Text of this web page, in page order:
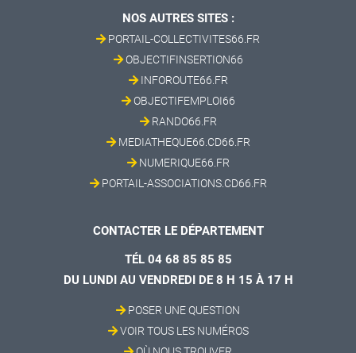
NOS AUTRES SITES :
PORTAIL-COLLECTIVITES66.FR
OBJECTIFINSERTION66
INFOROUTE66.FR
OBJECTIFEMPLOI66
RANDO66.FR
MEDIATHEQUE66.CD66.FR
NUMERIQUE66.FR
PORTAIL-ASSOCIATIONS.CD66.FR
CONTACTER LE DÉPARTEMENT
TÉL 04 68 85 85 85
DU LUNDI AU VENDREDI DE 8 H 15 À 17 H
POSER UNE QUESTION
VOIR TOUS LES NUMÉROS